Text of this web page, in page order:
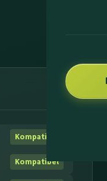
Kompatibel
Kompatibel